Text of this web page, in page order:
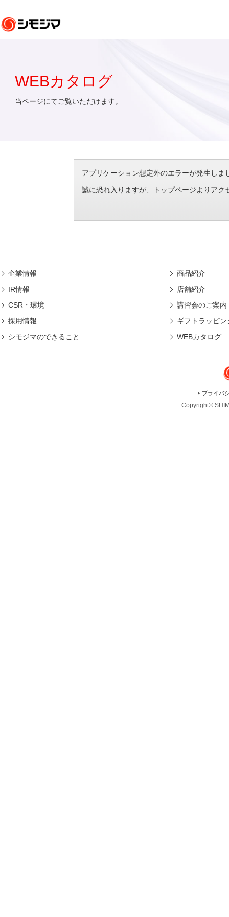
WEBカタログ
当ページにてご覧いただけます。
アプリケーション想定外のエラーが発生し
誠に恐れ入りますが、トップページよりアク
企業情報
IR情報
CSR・環境
採用情報
シモジマのできること
商品紹介
店舗紹介
講習会のご案内
ギフトラッピン
WEBカタログ
プライバ
Copyright©